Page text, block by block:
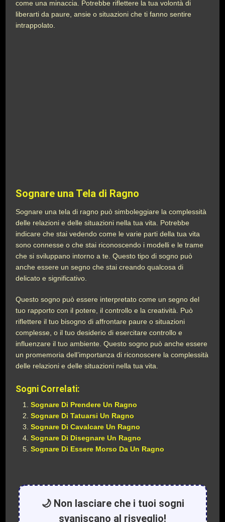
come una minaccia. Potrebbe riflettere la tua volontà di
liberarti da paure, ansie o situazioni che ti fanno sentire
intrappolato.
Sognare una Tela di Ragno
Sognare una tela di ragno può simboleggiare la complessità
delle relazioni e delle situazioni nella tua vita. Potrebbe
indicare che stai vedendo come le varie parti della tua vita
sono connesse o che stai riconoscendo i modelli e le trame
che si sviluppano intorno a te. Questo tipo di sogno può
anche essere un segno che stai creando qualcosa di
delicato e significativo.
Questo sogno può essere interpretato come un segno del
tuo rapporto con il potere, il controllo e la creatività. Può
riflettere il tuo bisogno di affrontare paure o situazioni
complesse, o il tuo desiderio di esercitare controllo e
influenzare il tuo ambiente. Questo sogno può anche essere
un promemoria dell’importanza di riconoscere la complessità
delle relazioni e delle situazioni nella tua vita.
Sogni Correlati:
Sognare Di Prendere Un Ragno
Sognare Di Tatuarsi Un Ragno
Sognare Di Cavalcare Un Ragno
Sognare Di Disegnare Un Ragno
Sognare Di Essere Morso Da Un Ragno
🌙 Non lasciare che i tuoi sogni
svaniscano al risveglio!